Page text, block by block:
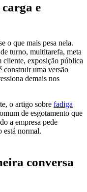
e
o que mais pesa nela.
turno, multitarefa, meta
cliente, exposição pública
construir uma versão
demais nos
o artigo sobre fadiga
de esgotamento que
a empresa pede
está normal.
conversa